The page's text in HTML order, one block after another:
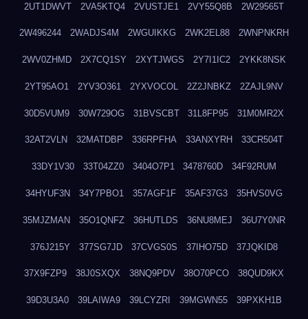
2UT1DWVT 2VA5KTQ4 2VUSTJE1 2VY55Q8B 2W29565T
2W496244 2WADJS4M 2WGUIKKG 2WK2EL88 2WNPNKRH
2WV0ZHMD 2X7CQ1SY 2XYTJWGS 2Y7I1IC2 2YKK8NSK
2YT95AO1 2YV3O361 2YXVOCOL 2Z2JNBKZ 2ZAJL9NV
30D5VUM9 30W729OG 31BVSCBT 31L8FP95 31M0MR2X
32AT2VLN 32MATDBP 336RPFHA 33ANXYRH 33CR504T
33DY1V30 33T04ZZ0 3404O7P1 3478760D 34F92RUM
34HYUF3N 34Y7PBO1 357AGF1F 35AF37G3 35HVS0VG
35MJZMAN 35O1QNFZ 36HUTLDS 36NU8MEJ 36U7Y0NR
376J215Y 377SG7JD 37CVGS0S 37IHO75D 37JQKID8
37X9FZP9 38J0SXQX 38NQ9PDV 38O70PCO 38QUD9KX
39D3U3A0 39LAIWA9 39LCYZRI 39MGWN55 39PXKH1B